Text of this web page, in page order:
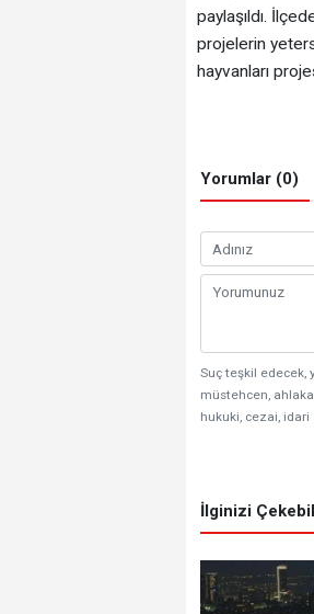
paylaşıldı.
projelerin
hayvanları
Yorumlar (0)
Suç teşkil edecek,
müstehcen,
hukuki, cezai,
İlginizi